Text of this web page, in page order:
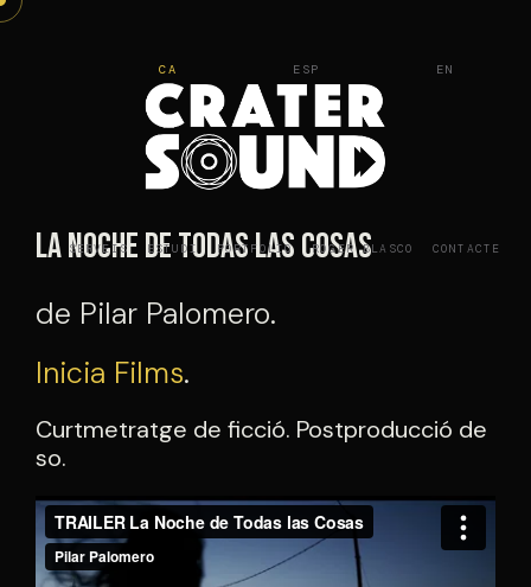
Vés
SERVEIS ESTUDI PORTFOLIO ROGER BLASCO CONTACTE
CA ESP EN
La noche de todas las cosas
de Pilar Palomero.
Inicia Films.
Curtmetratge de ficció. Postproducció de
so.